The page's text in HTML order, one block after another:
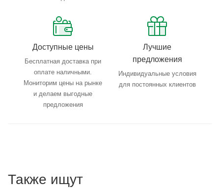
Доступные цены
Бесплатная доставка при
оплате наличными.
Мониторим цены на рынке
и делаем выгодные
предложения
Лучшие
предложения
Индивидуальные условия
для постоянных клиентов
Также ищут